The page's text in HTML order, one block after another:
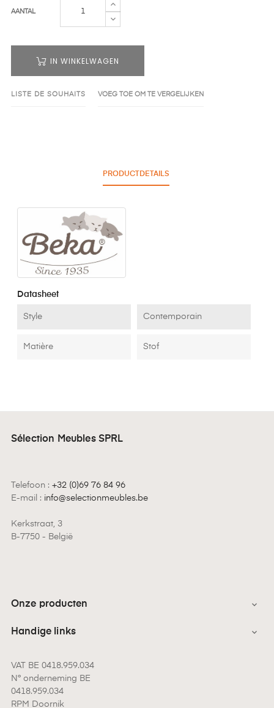
AANTAL
IN WINKELWAGEN
LISTE DE SOUHAITS VOEG TOE OM TE VERGELIJKEN
PRODUCTDETAILS
Datasheet
Style Contemporain
Matière Stof
Sélection Meubles SPRL
Telefoon : +32 (0)69 76 84 96
E-mail : info@selectionmeubles.be
Kerkstraat, 3
B-7750 - België
Onze producten 
Handige links 
VAT BE 0418.959.034
N° onderneming BE
0418.959.034
RPM Doornik